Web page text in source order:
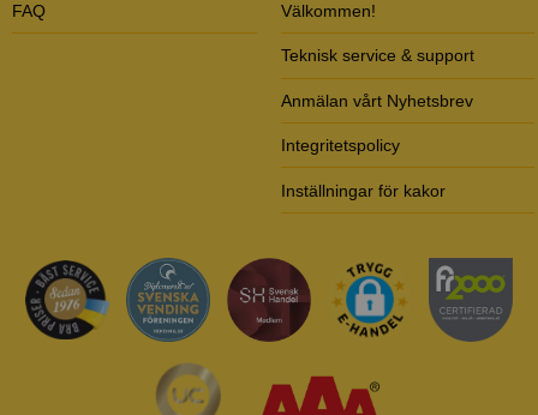
FAQ Välkommen!
Teknisk service & support
Anmälan vårt Nyhetsbrev
Integritetspolicy
Inställningar för kakor